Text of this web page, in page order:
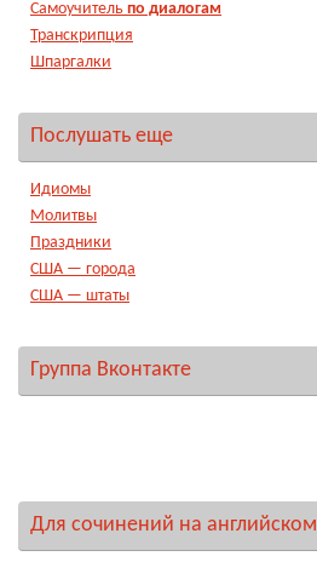
Самоучитель по диалогам
Транскрипция
Шпаргалки
Послушать еще
Идиомы
Молитвы
Праздники
США — города
США — штаты
Группа Вконтакте
Для сочинений на английском